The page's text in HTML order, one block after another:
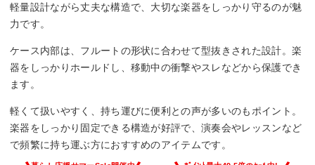
軽量設計ながら丈夫な構造で、大切な楽器をしっかり守るのが魅
力です。
ケース内部は、フルートの形状に合わせて型抜きされた設計。楽
器をしっかりホールドし、移動中の衝撃やスレなどから保護でき
ます。
軽くて扱いやすく、持ち運びに便利との声が多いのもポイント。
楽器をしっかり固定できる構造が好評で、演奏会やレッスンなど
で頻繁に持ち運ぶ方におすすめのアイテムです。